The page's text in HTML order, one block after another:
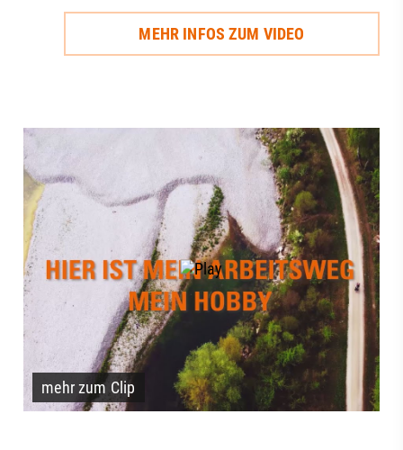
MEHR INFOS ZUM VIDEO
mehr zum Clip